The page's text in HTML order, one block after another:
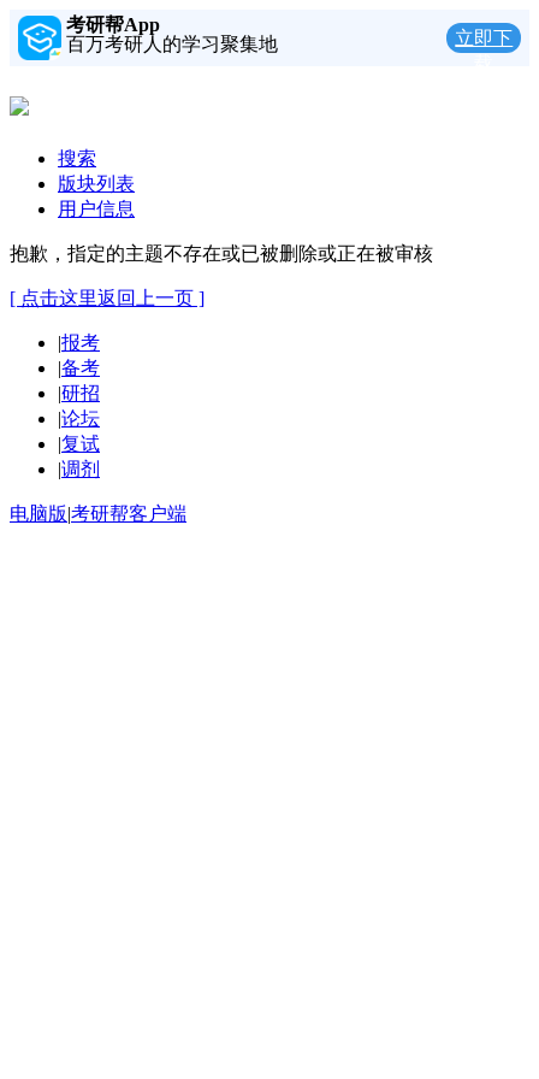
考研帮App
百万考研人的学习聚集地
立即下
搜索
版块列表
用户信息
抱歉，指定的主题不存在或已被删除或正在被审核
[ 点击这里返回上一页 ]
|报考
|备考
|研招
|论坛
|复试
|调剂
电脑版|考研帮客户端